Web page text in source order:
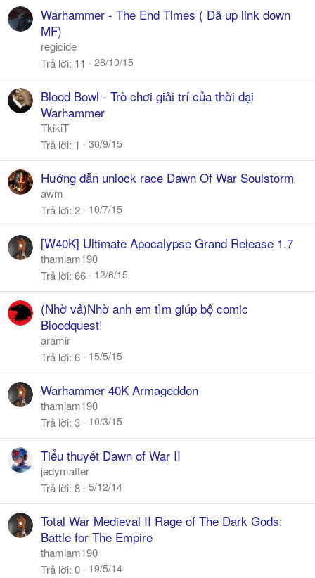
Warhammer - The End Times ( Đã up link down
MF)
regicide
Trả lời 11 28/10/15
Blood Bowl - Trò chơi giải trí của thời đại
Warhammer
TkikiT
Trả lời 1 30/9/15
Hướng dẫn unlock race Dawn Of War Soulstorm
awm
Trả lời 2 10/7/15
[W40K] Ultimate Apocalypse Grand Release 1.7
thamlam190
Trả lời 66 12/6/15
(Nhờ vả)Nhờ anh em tìm giúp bộ comic
Bloodquest!
aramir
Trả lời 6 15/5/15
Warhammer 40K Armageddon
thamlam190
Trả lời 3 10/3/15
Tiểu thuyết Dawn of War II
jedymatter
Trả lời 8 5/12/14
Total War Medieval II Rage of The Dark Gods:
Battle for The Empire
thamlam190
Trả lời 0 19/5/14